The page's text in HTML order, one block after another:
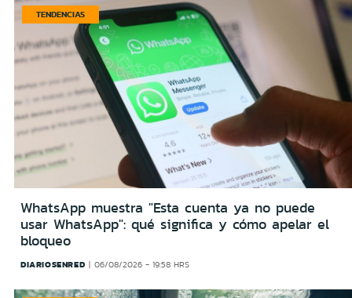
TENDENCIAS
WhatsApp muestra "Esta cuenta ya no puede
usar WhatsApp": qué significa y cómo apelar el
bloqueo
DIARIOSENRED 06/08/2026 - 19:58 HRS